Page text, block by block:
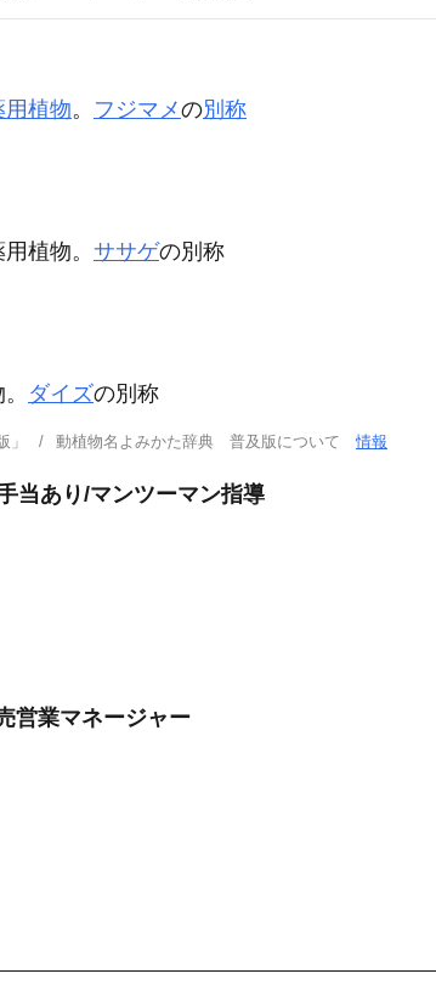
用植物。 フジマメの別称
植物。 ササゲの別称
ダイズの別称
動植物名よみかた辞典 普及版について情報
当あり/マンツーマン指導
営業マネージャー